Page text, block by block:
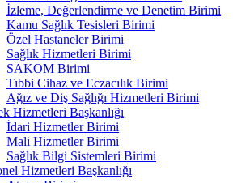
İzleme, Değerlendirme ve Denetim Birimi
Kamu Sağlık Tesisleri Birimi
Özel Hastaneler Birimi
Sağlık Hizmetleri Birimi
SAKOM Birimi
Tıbbi Cihaz ve Eczacılık Birimi
Ağız ve Diş Sağlığı Hizmetleri Birimi
Hizmetleri Başkanlığı
İdari Hizmetler Birimi
Mali Hizmetler Birimi
Sağlık Bilgi Sistemleri Birimi
Hizmetleri Başkanlığı